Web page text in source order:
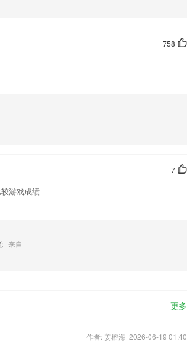
758
7
游戏成绩
来自
更多
作者: 姜榕海 2026-06-19 01:40